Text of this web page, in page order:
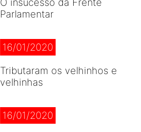
Parlamentar
16/01/2020
Tributaram os velhinhos e
velhinhas
16/01/2020